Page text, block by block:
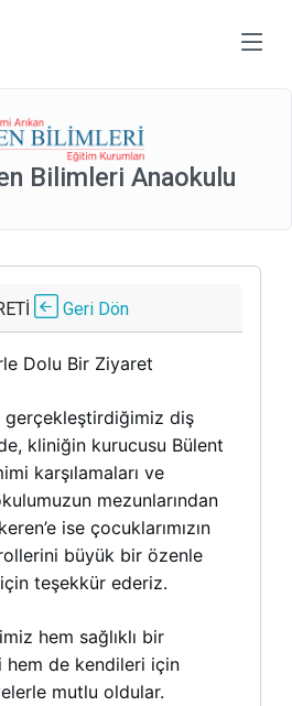
Bilimleri Anaokulu
Geri Dön
Dolu Bir Ziyaret
gerçekleştirdiğimiz diş
kliniğin kurucusu Bülent
karşılamaları ve
mezunlarından
ise çocuklarımızın
büyük bir özenle
teşekkür ederiz.
hem sağlıklı bir
de kendileri için
mutlu oldular.